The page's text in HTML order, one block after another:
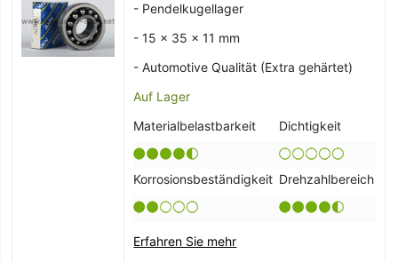
- Pendelkugellager
- 15 x 35 x 11 mm
- Automotive Qualität (Extra gehärtet)
Auf Lager
Materialbelastbarkeit
Dichtigkeit
Korrosionsbeständigkeit Drehzahlbereich
Erfahren Sie mehr